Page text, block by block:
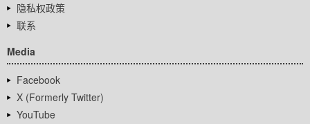
隐私权政策
联系
Media
Facebook
X (Formerly Twitter)
YouTube